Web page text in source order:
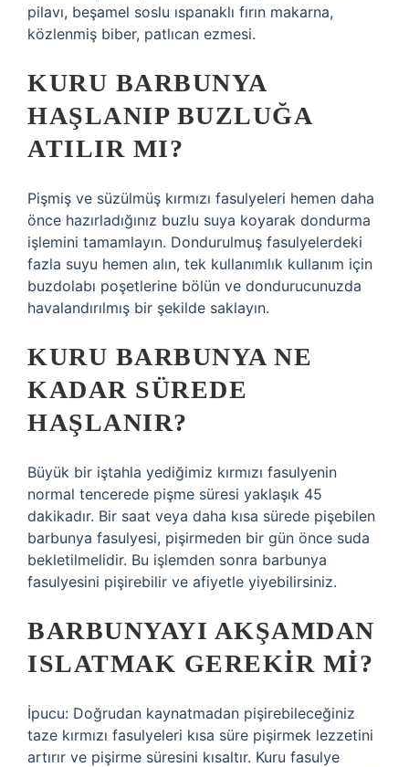
pilavı, beşamel soslu ıspanaklı fırın makarna,
közlenmiş biber, patlıcan ezmesi.
KURU BARBUNYA
HAŞLANIP BUZLUĞA
ATILIR MI?
Pişmiş ve süzülmüş kırmızı fasulyeleri hemen daha
önce hazırladığınız buzlu suya koyarak dondurma
işlemini tamamlayın. Dondurulmuş fasulyelerdeki
fazla suyu hemen alın, tek kullanımlık kullanım için
buzdolabı poşetlerine bölün ve dondurucunuzda
havalandırılmış bir şekilde saklayın.
KURU BARBUNYA NE
KADAR SÜREDE
HAŞLANIR?
Büyük bir iştahla yediğimiz kırmızı fasulyenin
normal tencerede pişme süresi yaklaşık 45
dakikadır. Bir saat veya daha kısa sürede pişebilen
barbunya fasulyesi, pişirmeden bir gün önce suda
bekletilmelidir. Bu işlemden sonra barbunya
fasulyesini pişirebilir ve afiyetle yiyebilirsiniz.
BARBUNYAYI AKŞAMDAN
ISLATMAK GEREKIR MI?
İpucu: Doğrudan kaynatmadan pişirebileceğiniz
taze kırmızı fasulyeleri kısa süre pişirmek lezzetini
artırır ve pişirme süresini kısaltır. Kuru fasulye